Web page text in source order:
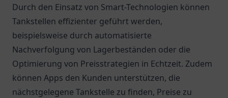
Durch den Einsatz von Smart-Technologien können
Tankstellen effizienter geführt werden,
beispielsweise durch automatisierte
Nachverfolgung von Lagerbeständen oder die
Optimierung von Preisstrategien in Echtzeit. Zudem
können Apps den Kunden unterstützen, die
nächstgelegene Tankstelle zu finden, Preise zu